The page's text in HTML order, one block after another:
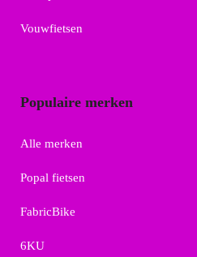
Vouwfietsen
Populaire merken
Alle merken
Popal fietsen
FabricBike
6KU